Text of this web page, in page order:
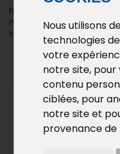
Nous utilisons
technologies
votre
notre site,
contenu
ciblées, pour
notre site et
provenance de
Notre offre couvre des
motorisations
tous vos besoins
Aspirateur